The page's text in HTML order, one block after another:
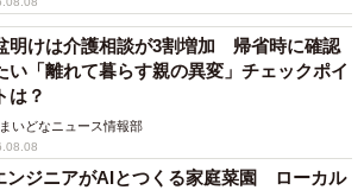
明けは介護相談が3割増加 帰省時に確認
い「離れて暮らす親の異変」チェックポイ
は？
まいどなニュース情報部
ンジニアがAIとつくる家庭菜園 ローカル